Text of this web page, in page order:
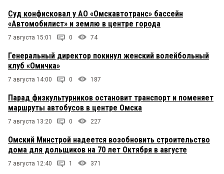
Суд конфисковал у АО «Омскавтотранс» бассейн
«Автомобилист» и землю в центре города
7 августа 15:01 0 74
Генеральный директор покинул женский волейбольный
клуб «Омичка»
7 августа 14:00 0 187
Парад физкультурников остановит транспорт и поменяет
маршруты автобусов в центре Омска
7 августа 13:20 0 227
Омский Минстрой надеется возобновить строительство
дома для дольщиков на 70 лет Октября в августе
7 августа 12:40 1 371